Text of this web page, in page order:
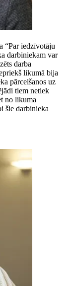
“Par iedzīvotāju
darbiniekam var
darba
likumā bija
pārcelšanos uz
tiem netiek
no likuma
šie darbinieka